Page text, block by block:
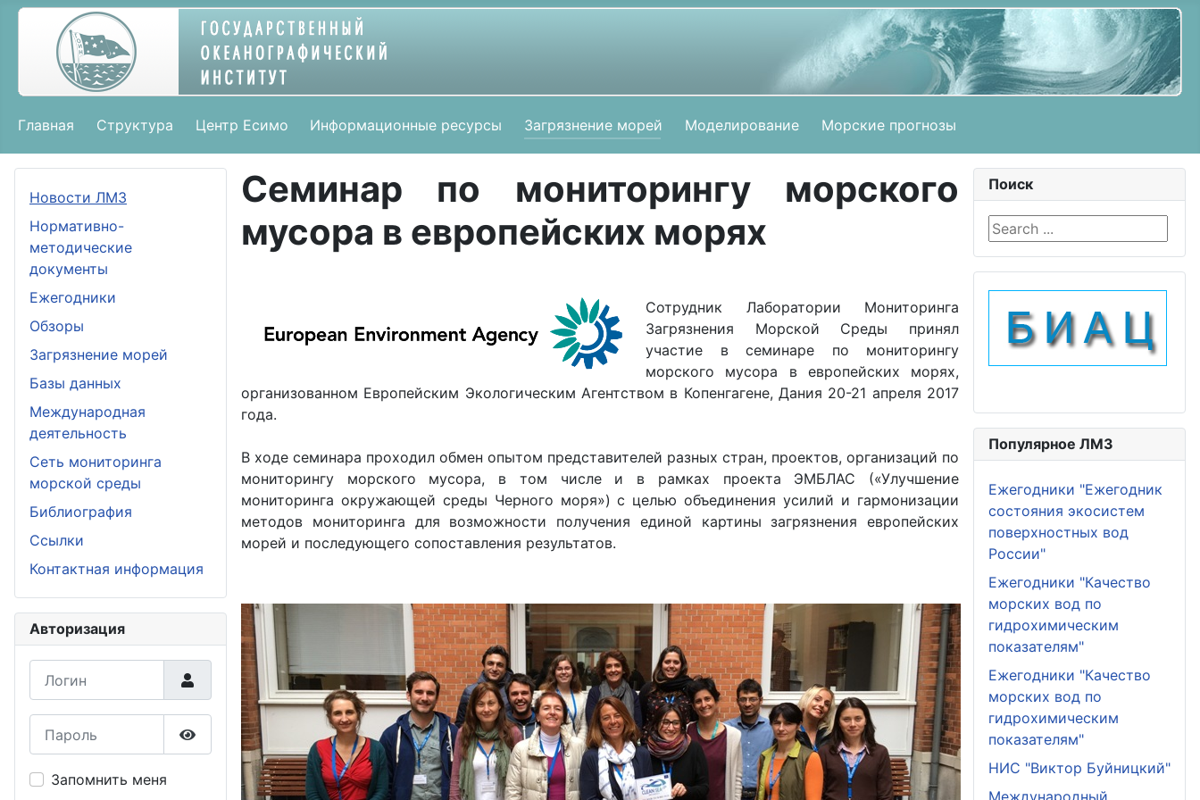
Главная Структура Центр Есимо Информационные ресурсы Загрязнение морей Моделирование Морские прогнозы
Новости ЛМЗ
Нормативно-
методические
документы
Ежегодники
Обзоры
Загрязнение морей
Базы данных
Международная
деятельность
Сеть мониторинга
морской среды
Библиография
Ссылки
Контактная информация
Авторизация
Показать пароль
Запомнить меня
Cеминар по мониторингу морского
мусора в европейских морях
Сотрудник Лаборатории Мониторинга
Загрязнения Морской Среды принял
участие в семинаре по мониторингу
морского мусора в европейских морях,
организованном Европейским Экологическим Агентством в Копенгагене, Дания 20-21 апреля 2017
года.
В ходе семинара проходил обмен опытом представителей разных стран, проектов, организаций по
мониторингу морского мусора, в том числе и в рамках проекта ЭМБЛАС («Улучшение
мониторинга окружающей среды Черного моря») с целью объединения усилий и гармонизации
методов мониторинга для возможности получения единой картины загрязнения европейских
морей и последующего сопоставления результатов.
Поиск
Search ...
Популярное ЛМЗ
Ежегодники "Ежегодник
состояния экосистем
поверхностных вод
России"
Ежегодники "Качество
морских вод по
гидрохимическим
показателям"
Ежегодники "Качество
морских вод по
гидрохимическим
показателям"
НИС "Виктор Буйницкий"
Международный